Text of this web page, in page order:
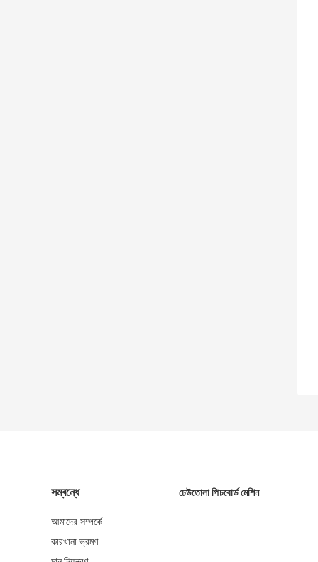
সম্বন্ধে
আমাদের সম্পর্কে
কারখানা ভ্রমণ
ঢেউতোলা পিচবোর্ড মেশিন